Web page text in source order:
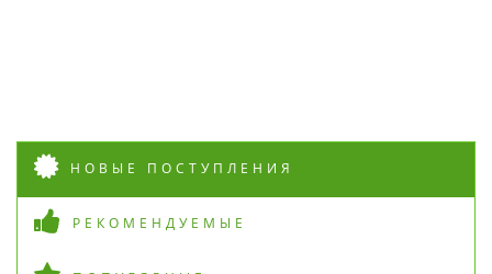
НОВЫЕ ПОСТУПЛЕНИЯ
РЕКОМЕНДУЕМЫЕ